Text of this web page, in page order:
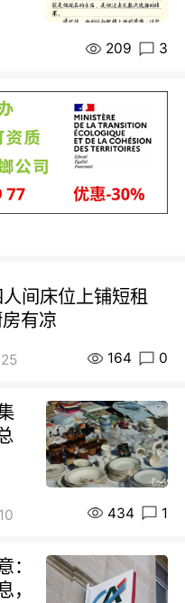
209 3
间床位上铺短租
有凉
164 0
434 1
：
，